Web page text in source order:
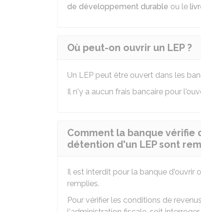
de développement durable ou le
Où peut-on ouvrir un LEP ?
Un LEP peut être ouvert dans les
Il n'y a aucun frais bancaire pour
Comment la banque
détention d'un LEP sont
Il est interdit pour la banque d'ouvrir
remplies.
Pour vérifier les conditions de